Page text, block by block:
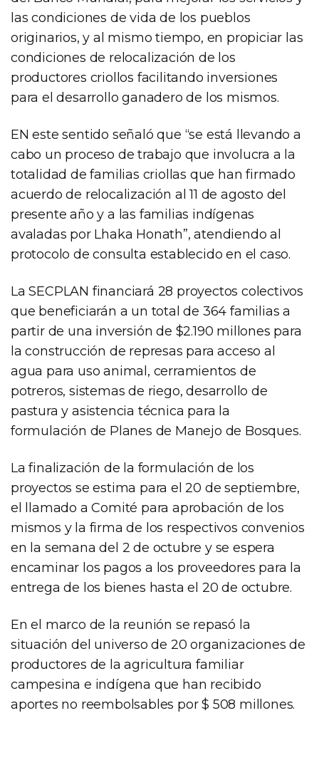
las condiciones de vida de los pueblos
originarios, y al mismo tiempo, en propiciar las
condiciones de relocalización de los
productores criollos facilitando inversiones
para el desarrollo ganadero de los mismos.
EN este sentido señaló que “se está llevando a
cabo un proceso de trabajo que involucra a la
totalidad de familias criollas que han firmado
acuerdo de relocalización al 11 de agosto del
presente año y a las familias indígenas
avaladas por Lhaka Honath”, atendiendo al
protocolo de consulta establecido en el caso.
La SECPLAN financiará 28 proyectos colectivos
que beneficiarán a un total de 364 familias a
partir de una inversión de $2.190 millones para
la construcción de represas para acceso al
agua para uso animal, cerramientos de
potreros, sistemas de riego, desarrollo de
pastura y asistencia técnica para la
formulación de Planes de Manejo de Bosques.
La finalización de la formulación de los
proyectos se estima para el 20 de septiembre,
el llamado a Comité para aprobación de los
mismos y la firma de los respectivos convenios
en la semana del 2 de octubre y se espera
encaminar los pagos a los proveedores para la
entrega de los bienes hasta el 20 de octubre.
En el marco de la reunión se repasó la
situación del universo de 20 organizaciones de
productores de la agricultura familiar
campesina e indígena que han recibido
aportes no reembolsables por $ 508 millones.